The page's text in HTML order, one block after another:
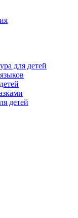
для детей
детей